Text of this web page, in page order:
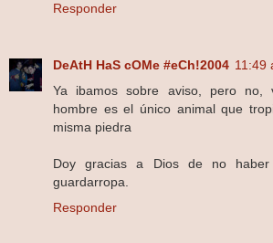
Responder
DeAtH HaS cOMe #eCh!2004 11:49
Ya ibamos sobre aviso, pero no,
hombre es el único animal que
misma piedra
Doy gracias a Dios de no
guardarropa.
Responder